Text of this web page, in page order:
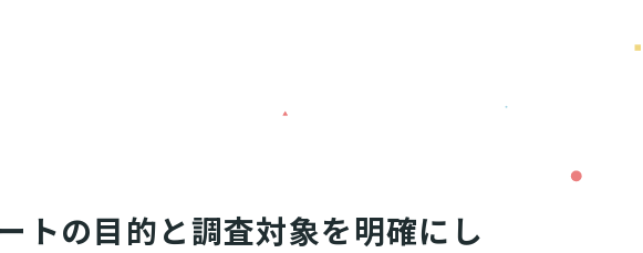
トの目的と調査対象を明確にし